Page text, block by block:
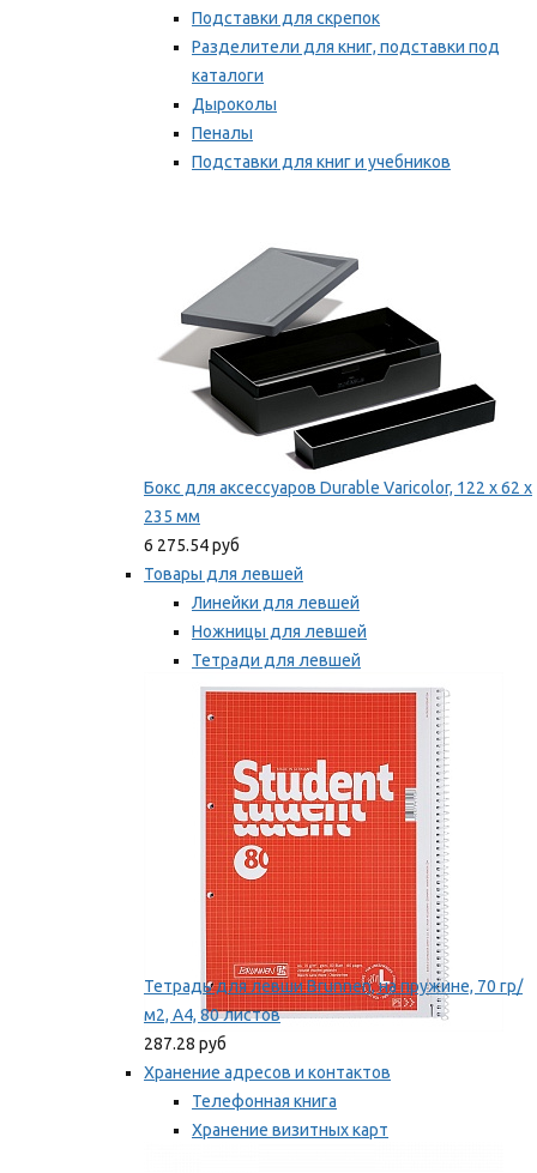
Подставки для скрепок
Разделители для книг, подставки под
каталоги
Дыроколы
Пеналы
Подставки для книг и учебников
Бокс для аксессуаров Durable Varicolor, 122 x 62 x
235 мм
6 275.54 руб
Товары для левшей
Линейки для левшей
Ножницы для левшей
Тетради для левшей
Точилки для левшей
Мы рекомендуем
Тетрадь для левши Brunnen, на пружине, 70 гр/
м2, А4, 80 листов
287.28 руб
Хранение адресов и контактов
Телефонная книга
Хранение визитных карт